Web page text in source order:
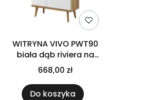
WITRYNA VIVO PWT90
biała dąb riviera na
drewnianych nóżkach
do salonu pokoju 90 x
134 x 40 cm
668,00 zł
Do koszyka